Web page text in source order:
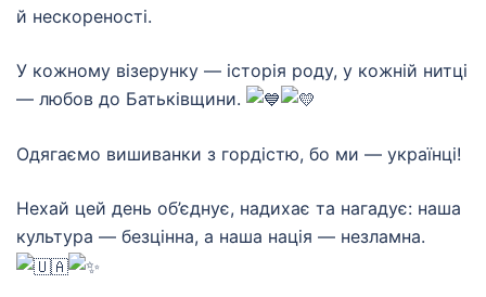
й нескореності.
У кожному візерунку — історія роду, у кожній нитці
— любов до Батьківщини.
Одягаємо вишиванки з гордістю, бо ми — українці!
Нехай цей день об’єднує, надихає та нагадує: наша
культура — безцінна, а наша нація — незламна.